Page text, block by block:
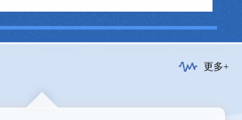
更多+